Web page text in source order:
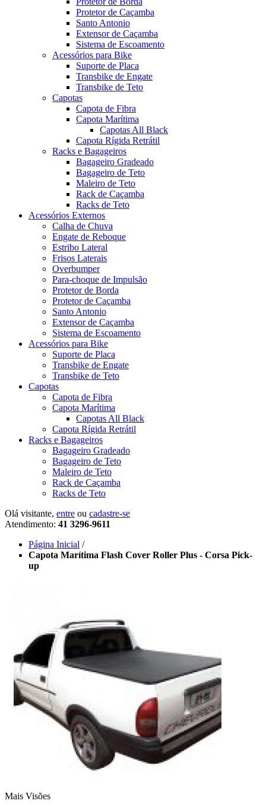
Protetor de Caçamba
Santo Antonio
Extensor de Caçamba
Sistema de Escoamento
Acessórios para Bike
Suporte de Placa
Transbike de Engate
Transbike de Teto
Capotas
Capota de Fibra
Capota Marítima
Capotas All Black
Capota Rígida Retrátil
Racks e Bagageiros
Bagageiro Gradeado
Bagageiro de Teto
Maleiro de Teto
Rack de Caçamba
Racks de Teto
Acessórios Externos
Calha de Chuva
Engate de Reboque
Estribo Lateral
Frisos Laterais
Overbumper
Para-choque de Impulsão
Protetor de Borda
Protetor de Caçamba
Santo Antonio
Extensor de Caçamba
Sistema de Escoamento
Acessórios para Bike
Suporte de Placa
Transbike de Engate
Transbike de Teto
Capotas
Capota de Fibra
Capota Marítima
Capotas All Black
Capota Rígida Retrátil
Racks e Bagageiros
Bagageiro Gradeado
Bagageiro de Teto
Maleiro de Teto
Rack de Caçamba
Racks de Teto
Olá visitante, entre ou cadastre-se
Atendimento: 41 3296-9611
Página Inicial /
Capota Marítima Flash Cover Roller Plus - Corsa Pick-
up
Mais Visões